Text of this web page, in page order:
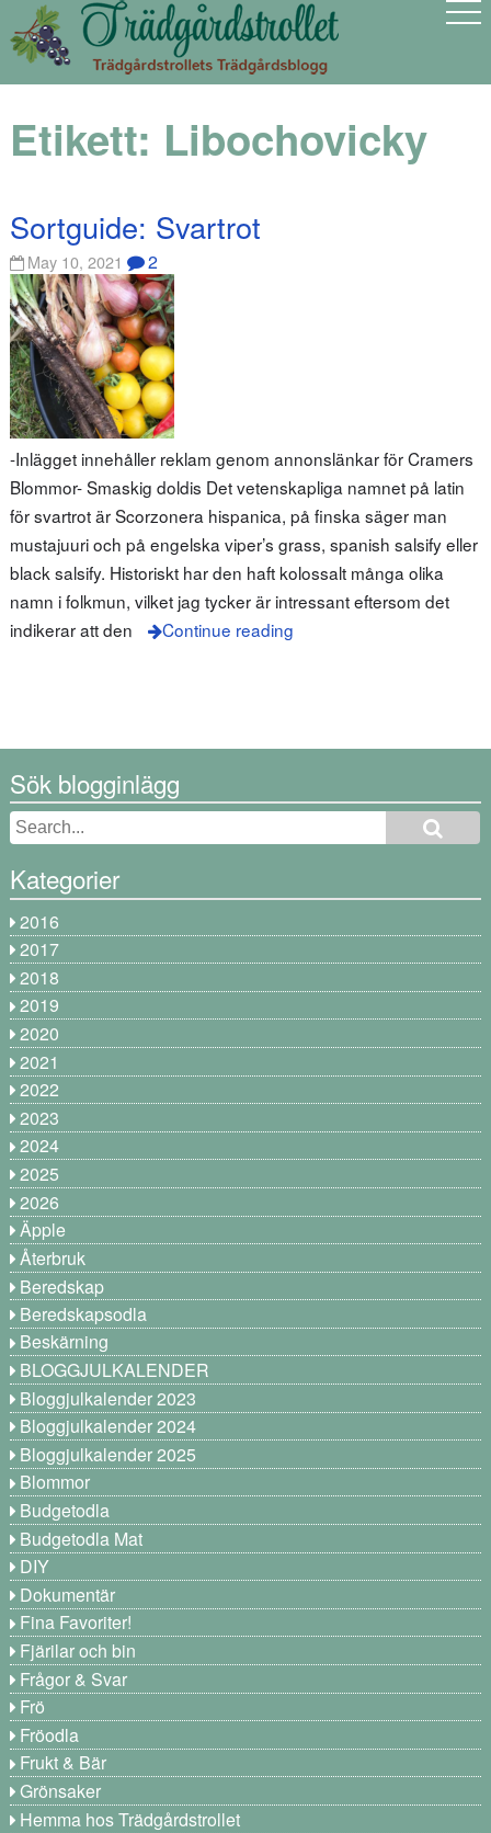
Etikett: Libochovicky
Sortguide: Svartrot
May 10, 2021 2
-Inlägget innehåller reklam genom annonslänkar för Cramers
Blommor- Smaskig doldis Det vetenskapliga namnet på latin
för svartrot är Scorzonera hispanica, på finska säger man
mustajuuri och på engelska viper’s grass, spanish salsify eller
black salsify. Historiskt har den haft kolossalt många olika
namn i folkmun, vilket jag tycker är intressant eftersom det
indikerar att den
Continue reading
Sök blogginlägg
Kategorier
2016
2017
2018
2019
2020
2021
2022
2023
2024
2025
2026
Äpple
Återbruk
Beredskap
Beredskapsodla
Beskärning
BLOGGJULKALENDER
Bloggjulkalender 2023
Bloggjulkalender 2024
Bloggjulkalender 2025
Blommor
Budgetodla
Budgetodla Mat
DIY
Dokumentär
Fina Favoriter!
Fjärilar och bin
Frågor & Svar
Frö
Fröodla
Frukt & Bär
Grönsaker
Hemma hos Trädgårdstrollet